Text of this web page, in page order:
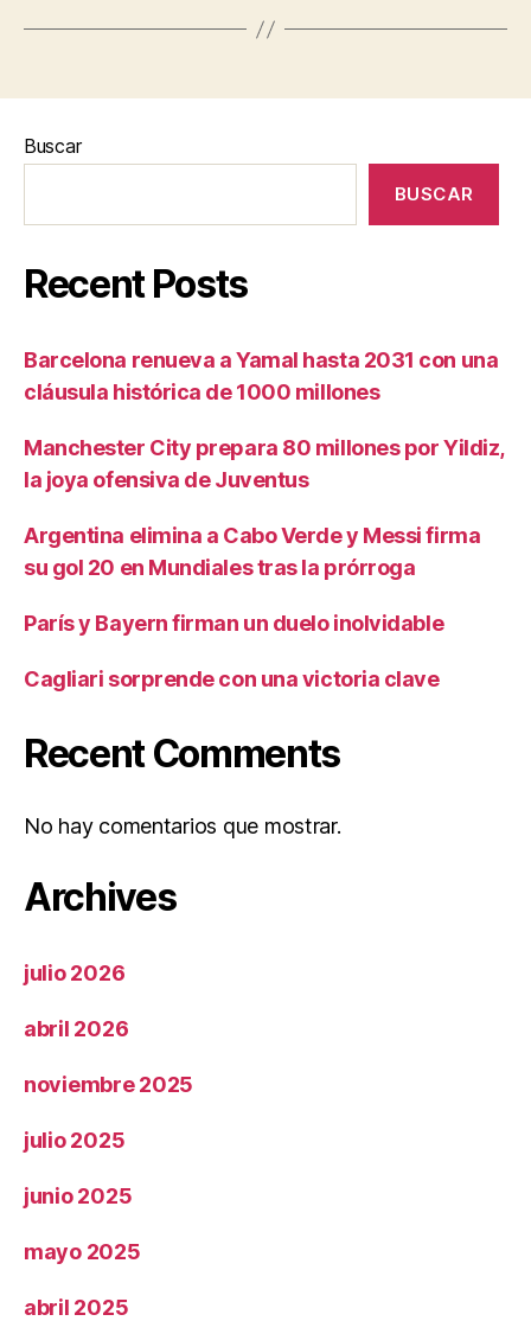
Buscar
BUSCAR
Recent Posts
Barcelona renueva a Yamal hasta 2031 con una
cláusula histórica de 1000 millones
Manchester City prepara 80 millones por Yildiz,
la joya ofensiva de Juventus
Argentina elimina a Cabo Verde y Messi firma
su gol 20 en Mundiales tras la prórroga
París y Bayern firman un duelo inolvidable
Cagliari sorprende con una victoria clave
Recent Comments
No hay comentarios que mostrar.
Archives
julio 2026
abril 2026
noviembre 2025
julio 2025
junio 2025
mayo 2025
abril 2025